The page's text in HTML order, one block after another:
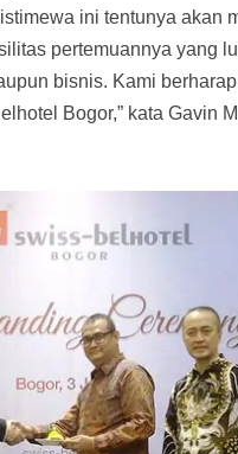
ini tentunya akan
pertemuannya yang
bisnis. Kami
Bogor,” kata Gavin